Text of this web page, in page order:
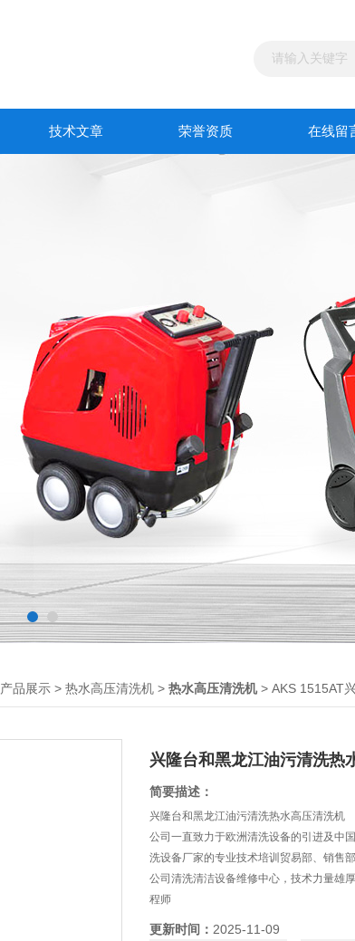
技术文章 荣誉资质 在线留
产品展示 > 热水高压清洗机 > 热水高压清洗机> AKS 1515AT
兴隆台和黑龙江油污清洗热
简要描述：
兴隆台和黑龙江油污清洗热水高压清洗机
公司一直致力于欧洲清洗设备的引进及中
洗设备厂家的专业技术培训贸易部、销售
公司清洗清洁设备维修中心，技术力量雄
程师
更新时间： 2025-11-09